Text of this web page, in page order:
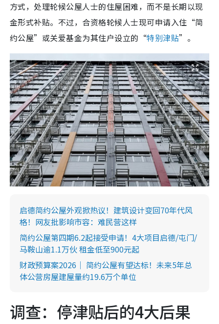
方式，处理轮候公屋人士的住屋困难，而不是长期以现
金形式补贴。不过，合资格轮候人士现可申请入住“简
约公屋”或关爱基金为其住户设立的“特别津贴”。
启德简约公屋外观掀热议！建筑设计变回70年代风
格！网友批影响市容：难民营这样
简约公屋第四期6.2起接受申请！4大项目启德/屯门/
马鞍山逾1.1万伙 租金低至900元起
财政预算案2026｜ 简约公屋有望达标！未来5年总
体公营房屋建屋量约19.6万个单位
调查：停津贴后的4大后果